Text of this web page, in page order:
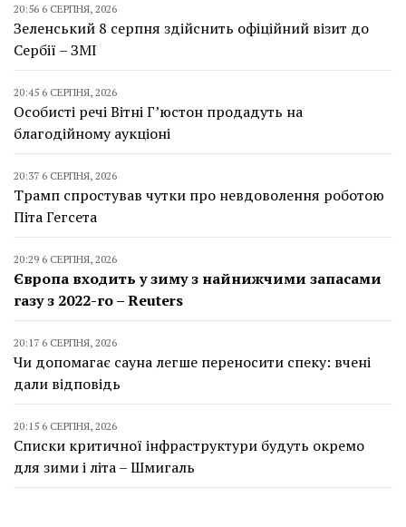
20:56 6 СЕРПНЯ, 2026
Зеленський 8 серпня здійснить офіційний візит до
Сербії – ЗМІ
20:45 6 СЕРПНЯ, 2026
Особисті речі Вітні Г’юстон продадуть на
благодійному аукціоні
20:37 6 СЕРПНЯ, 2026
Трамп спростував чутки про невдоволення роботою
Піта Гегсета
20:29 6 СЕРПНЯ, 2026
Європа входить у зиму з найнижчими запасами
газу з 2022-го – Reuters
20:17 6 СЕРПНЯ, 2026
Чи допомагає сауна легше переносити спеку: вчені
дали відповідь
20:15 6 СЕРПНЯ, 2026
Списки критичної інфраструктури будуть окремо
для зими і літа – Шмигаль